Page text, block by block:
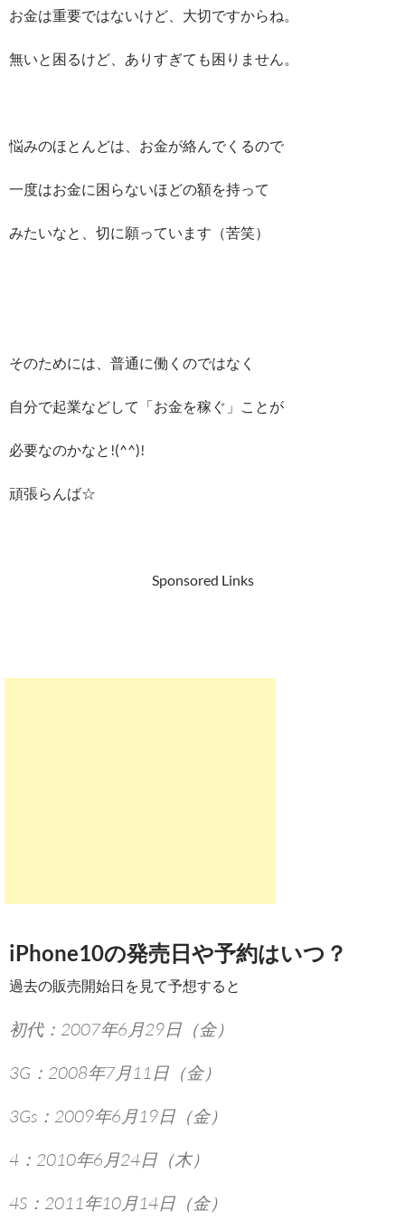
お金は重要ではないけど、大切ですからね。
無いと困るけど、ありすぎても困りません。
悩みのほとんどは、お金が絡んでくるので
一度はお金に困らないほどの額を持って
みたいなと、切に願っています（苦笑）
そのためには、普通に働くのではなく
自分で起業などして「お金を稼ぐ」ことが
必要なのかなと!(^^)!
頑張らんば☆
Sponsored Links
iPhone10の発売日や予約はいつ？
過去の販売開始日を見て予想すると
初代：2007年6月29日（金）
3G：2008年7月11日（金）
3Gs：2009年6月19日（金）
4：2010年6月24日（木）
4S：2011年10月14日（金）